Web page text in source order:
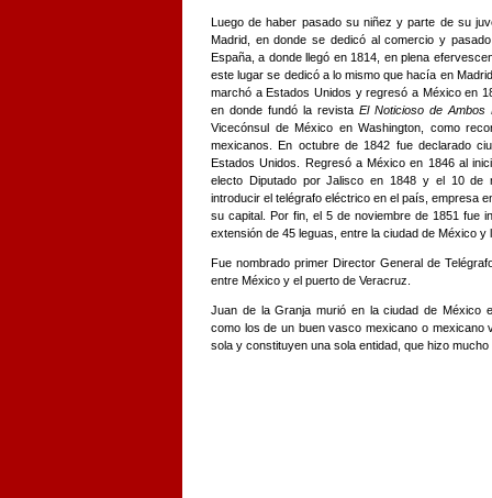
Luego de haber pasado su niñez y parte de su
Madrid, en donde se dedicó al comercio y
España, a donde llegó en 1814, en plena
este lugar se dedicó a lo mismo que hacía en
marchó a Estados Unidos y regresó a México en
en donde fundó la revista El Noticioso de Ambos
Vicecónsul de México en Washington, como
mexicanos. En octubre de 1842 fue declarado
Estados Unidos. Regresó a México en 1846 al
electo Diputado por Jalisco en 1848 y el 10 de
introducir el telégrafo eléctrico en el país, empresa
su capital. Por fin, el 5 de noviembre de 1851 fue
extensión de 45 leguas, entre la ciudad de México y
Fue nombrado primer Director General de
entre México y el puerto de Veracruz.
Juan de la Granja murió en la ciudad de México
como los de un buen vasco mexicano o
sola y constituyen una sola entidad, que hizo